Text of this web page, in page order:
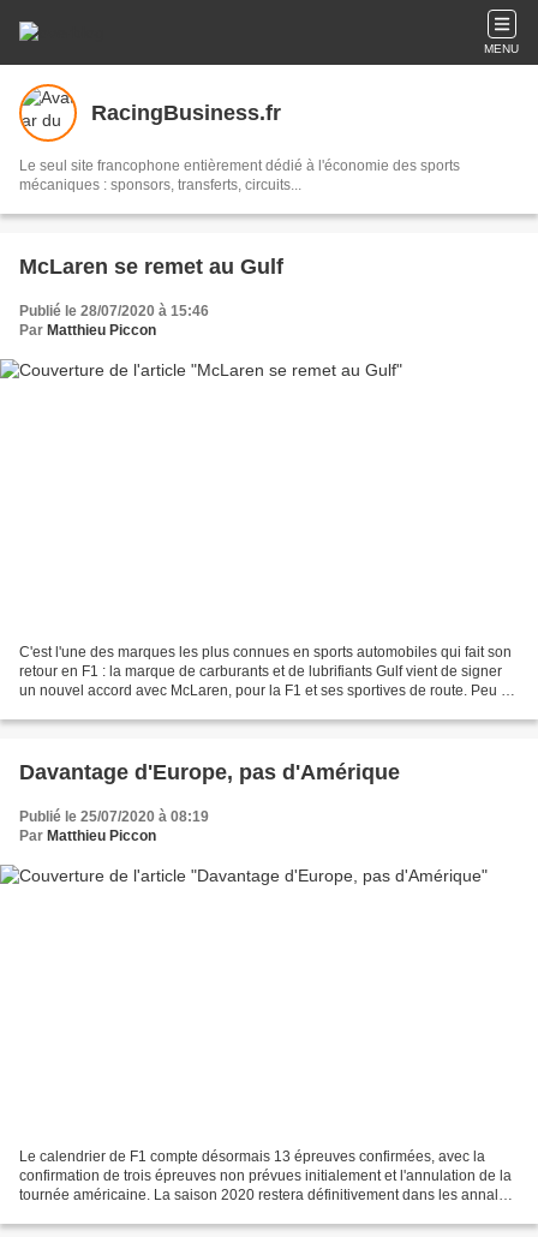
MENU
RacingBusiness.fr
Le seul site francophone entièrement dédié à l'économie des sports
mécaniques : sponsors, transferts, circuits...
McLaren se remet au Gulf
Publié le 28/07/2020 à 15:46
Par Matthieu Piccon
C'est l'une des marques les plus connues en sports automobiles qui fait son
retour en F1 : la marque de carburants et de lubrifiants Gulf vient de signer
un nouvel accord avec McLaren, pour la F1 et ses sportives de route. Peu de
Davantage d'Europe, pas d'Amérique
Publié le 25/07/2020 à 08:19
Par Matthieu Piccon
Le calendrier de F1 compte désormais 13 épreuves confirmées, avec la
confirmation de trois épreuves non prévues initialement et l'annulation de la
tournée américaine. La saison 2020 restera définitivement dans les annales.